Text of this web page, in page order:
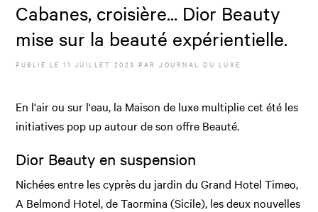
Cabanes, croisière... Dior Beauty
mise sur la beauté expérientielle.
PUBLIÉ LE11 JUILLET 2023 PAR JOURNAL DU LUXE
En l'air ou sur l'eau, la Maison de luxe multiplie cet été les
initiatives pop up autour de son offre Beauté.
Dior Beauty en suspension
Nichées entre les cyprès du jardin du Grand Hotel Timeo,
A Belmond Hotel, de Taormina (Sicile), les deux nouvelles